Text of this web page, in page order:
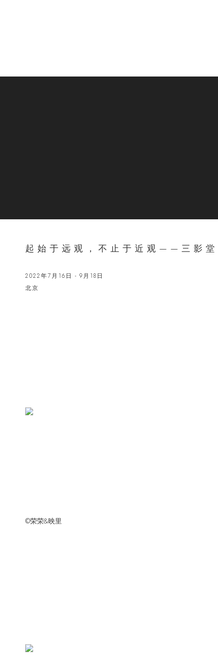
起始于远观，不止于近观——三影
2022年7月16日 - 9月18日
北京
©️荣荣&映里